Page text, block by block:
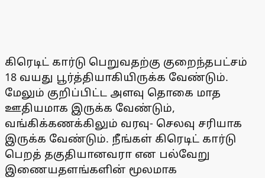
கிரெடிட் கார்டு பெறுவதற்கு குறைந்தபட்சம்
18 வயது பூர்த்தியாகியிருக்க வேண்டும்.
மேலும் குறிப்பிட்ட அளவு தொகை மாத
ஊதியமாக இருக்க வேண்டும்,
வங்கிக்கணக்கிலும் வரவு- செலவு சரியாக
இருக்க வேண்டும். நீங்கள் கிரெடிட் கார்டு
பெறத் தகுதியானவரா என பல்வேறு
இணையதளங்களின் மூலமாக